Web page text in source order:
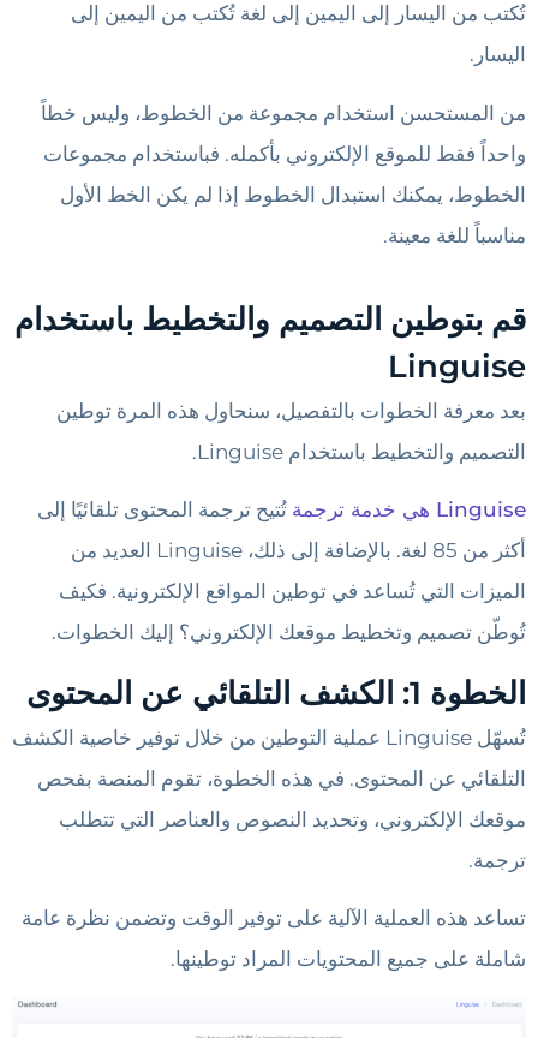
تُكتب من اليسار إلى اليمين إلى لغة تُكتب من اليمين إلى
اليسار.
من المستحسن استخدام مجموعة من الخطوط، وليس خطاً
واحداً فقط للموقع الإلكتروني بأكمله. فباستخدام مجموعات
الخطوط، يمكنك استبدال الخطوط إذا لم يكن الخط الأول
مناسباً للغة معينة.
قم بتوطين التصميم والتخطيط باستخدام
Linguise
بعد معرفة الخطوات بالتفصيل، سنحاول هذه المرة توطين
التصميم والتخطيط باستخدام Linguise.
Linguise هي خدمة ترجمة
تُتيح ترجمة المحتوى تلقائيًا إلى
أكثر من 85 لغة. بالإضافة إلى ذلك، Linguise العديد من
الميزات التي تُساعد في توطين المواقع الإلكترونية. فكيف
تُوطّن تصميم وتخطيط موقعك الإلكتروني؟ إليك الخطوات.
الخطوة 1: الكشف التلقائي عن المحتوى
تُسهّل Linguise عملية التوطين من خلال توفير خاصية الكشف
التلقائي عن المحتوى. في هذه الخطوة، تقوم المنصة بفحص
موقعك الإلكتروني، وتحديد النصوص والعناصر التي تتطلب
ترجمة.
تساعد هذه العملية الآلية على توفير الوقت وتضمن نظرة عامة
شاملة على جميع المحتويات المراد توطينها.